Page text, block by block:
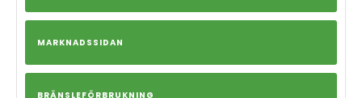
MARKNADSSIDAN
BRÄNSLEFÖRBRUKNING